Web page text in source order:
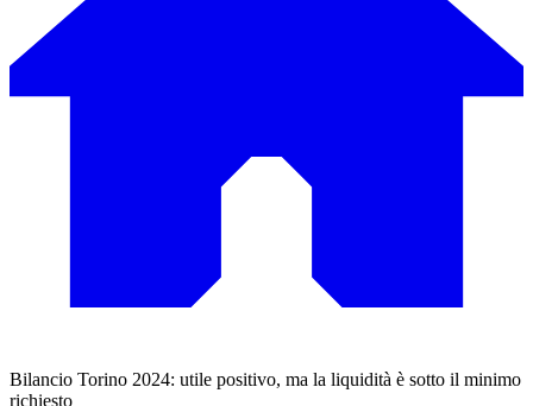
Bilancio Torino 2024: utile positivo, ma la liquidità è sotto il minimo
richiesto